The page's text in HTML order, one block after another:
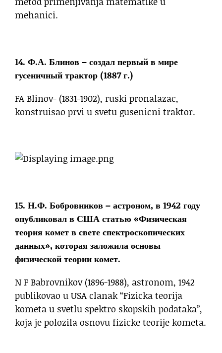
mehanici.
14. Ф.А. Блинов – создал первый в мире
гусеничный трактор (1887 г.)
FA Blinov- (1831-1902), ruski pronalazac,
konstruisao prvi u svetu gusenicni traktor.
15. Н.Ф. Бобровников – астроном, в 1942 году
опубликовал в США статью «Физическая
теория комет в свете спектроскопических
данных», которая заложила основы
физической теории комет.
N F Babrovnikov (1896-1988), astronom, 1942
publikovao u USA clanak “Fizicka teorija
kometa u svetlu spektro skopskih podataka”,
koja je polozila osnovu fizicke teorije kometa.